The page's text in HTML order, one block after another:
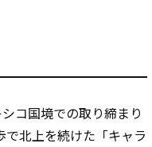
コ国境での取り締まり
北上を続けた「キャラ